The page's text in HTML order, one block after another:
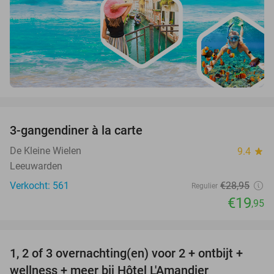
3-gangendiner à la carte
De Kleine Wielen 9.4 star
Leeuwarden
Verkocht: 561
Regulier €28,95
€19,95
32%
TODAY
1, 2 of 3 overnachting(en) voor 2 + ontbijt +
wellness + meer bij Hôtel L'Amandier